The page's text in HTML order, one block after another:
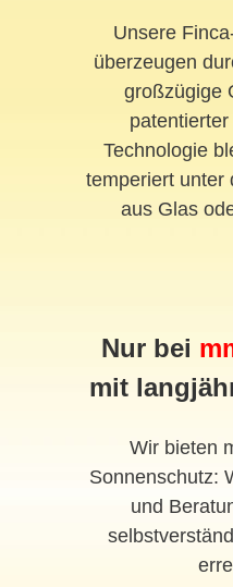
Unsere
überzeugen
großzügige
Technologie
temperiert unter
aus Glas
Nur bei
mit
Wir bieten
Sonnenschutz:
und